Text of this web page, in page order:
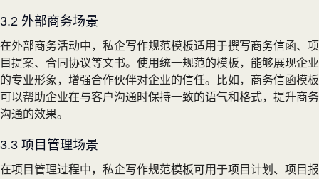
3.2 外部商务场景
在外部商务活动中，私企写作规范模板适用于撰写商务信函、项
目提案、合同协议等文书。使用统一规范的模板，能够展现企业
的专业形象，增强合作伙伴对企业的信任。比如，商务信函模板
可以帮助企业在与客户沟通时保持一致的语气和格式，提升商务
沟通的效果。
3.3 项目管理场景
在项目管理过程中，私企写作规范模板可用于项目计划、项目报